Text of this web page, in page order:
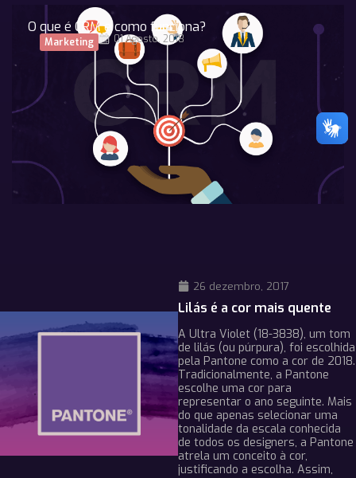
O que é CRM e como funciona?
Marketing 01 Agosto, 2018
26 dezembro, 2017
Lilás é a cor mais quente
A Ultra Violet (18-3838), um tom
de lilás (ou púrpura), foi escolhida
pela Pantone como a cor de 2018.
Tradicionalmente, a Pantone
escolhe uma cor para
representar o ano seguinte. Mais
do que apenas selecionar uma
tonalidade da escala conhecida
de todos os designers, a Pantone
atrela um conceito à cor,
justificando a escolha. Assim,